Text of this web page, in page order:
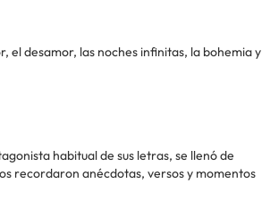
desamor, las noches infinitas, la bohemia y
habitual de sus letras, se llenó de
recordaron anécdotas, versos y momentos